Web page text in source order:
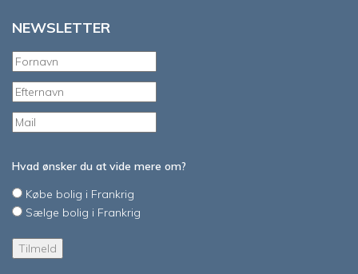
NEWSLETTER
Hvad ønsker du at vide mere om?
Købe bolig i Frankrig
Sælge bolig i Frankrig